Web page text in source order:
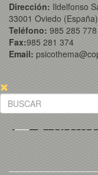
Dirección: Ildelfonso
33001 Oviedo (España)
Teléfono: 985 285 778
Fax:985 281 374
Email: